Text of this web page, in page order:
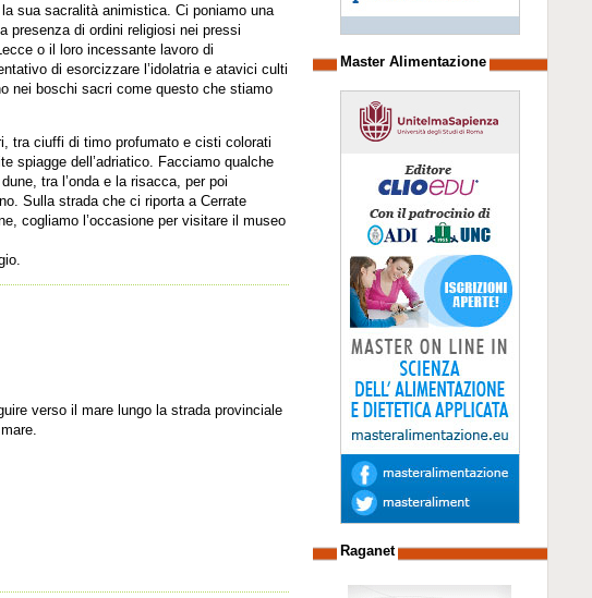
sua sacralità animistica. Ci poniamo una
presenza di ordini religiosi nei pressi
o il loro incessante lavoro di
di esorcizzare l’idolatria e atavici culti
nei boschi sacri come questo che stiamo
tra ciuffi di timo profumato e cisti colorati
spiagge dell’adriatico. Facciamo qualche
tra l’onda e la risacca, per poi
Sulla strada che ci riporta a Cerrate
cogliamo l’occasione per visitare il museo
verso il mare lungo la strada provinciale
Master Alimentazione
Raganet